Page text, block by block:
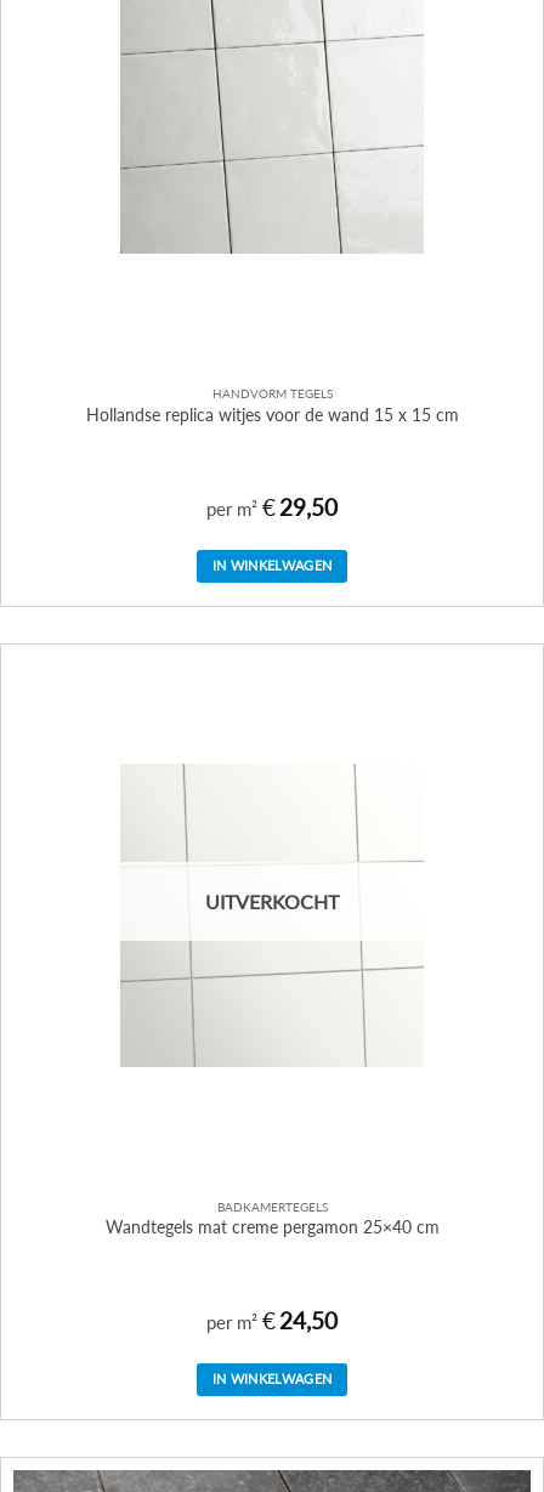
HANDVORM TEGELS
Hollandse replica witjes voor de wand 15 x 15 cm
per m² €29,50
IN WINKELWAGEN
UITVERKOCHT
BADKAMERTEGELS
Wandtegels mat creme pergamon 25×40 cm
per m² €24,50
IN WINKELWAGEN